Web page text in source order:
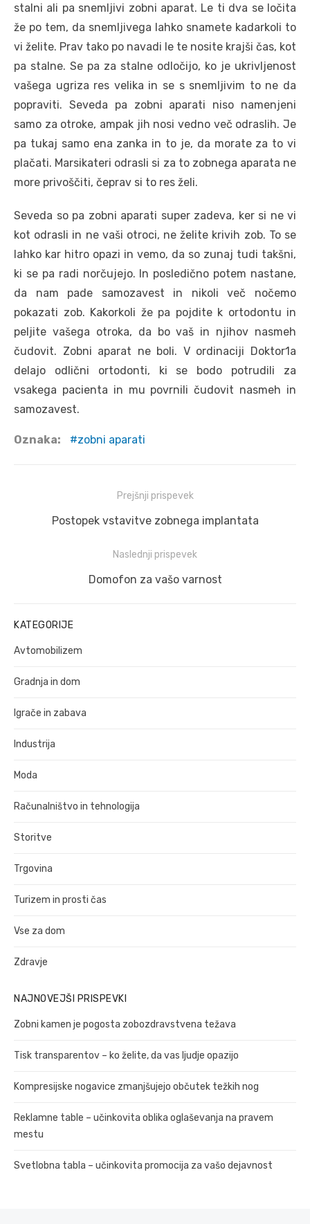
stalni ali pa snemljivi zobni aparat. Le ti dva se ločita
že po tem, da snemljivega lahko snamete kadarkoli to
vi želite. Prav tako po navadi le te nosite krajši čas, kot
pa stalne. Se pa za stalne odločijo, ko je ukrivljenost
vašega ugriza res velika in se s snemljivim to ne da
popraviti. Seveda pa zobni aparati niso namenjeni
samo za otroke, ampak jih nosi vedno več odraslih. Je
pa tukaj samo ena zanka in to je, da morate za to vi
plačati. Marsikateri odrasli si za to zobnega aparata ne
more privoščiti, čeprav si to res želi.
Seveda so pa zobni aparati super zadeva, ker si ne vi
kot odrasli in ne vaši otroci, ne želite krivih zob. To se
lahko kar hitro opazi in vemo, da so zunaj tudi takšni,
ki se pa radi norčujejo. In posledično potem nastane,
da nam pade samozavest in nikoli več nočemo
pokazati zob. Kakorkoli že pa pojdite k ortodontu in
peljite vašega otroka, da bo vaš in njihov nasmeh
čudovit. Zobni aparat ne boli. V ordinaciji Doktor1a
delajo odlični ortodonti, ki se bodo potrudili za
vsakega pacienta in mu povrnili čudovit nasmeh in
samozavest.
Oznaka: zobni aparati
prispevka
Prejšnji prispevek
Prejšnji
Postopek vstavitve zobnega implantata
Naslednji prispevek
Naslednji
Domofon za vašo varnost
KATEGORIJE
Avtomobilizem
Gradnja in dom
Igrače in zabava
Industrija
Moda
Računalništvo in tehnologija
Storitve
Trgovina
Turizem in prosti čas
Vse za dom
Zdravje
NAJNOVEJŠI PRISPEVKI
Zobni kamen je pogosta zobozdravstvena težava
Tisk transparentov – ko želite, da vas ljudje opazijo
Kompresijske nogavice zmanjšujejo občutek težkih nog
Reklamne table – učinkovita oblika oglaševanja na pravem
mestu
Svetlobna tabla – učinkovita promocija za vašo dejavnost